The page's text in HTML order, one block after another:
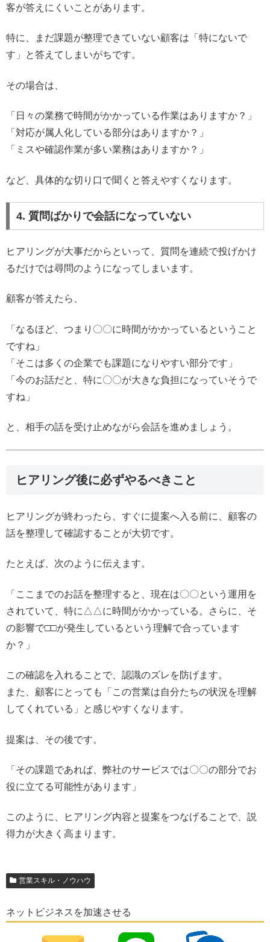
客が答えにくいことがあります。
特に、まだ課題が整理できていない顧客は「特にないで
す」と答えてしまいがちです。
その場合は、
「日々の業務で時間がかかっている作業はありますか？」
「対応が属人化している部分はありますか？」
「ミスや確認作業が多い業務はありますか？」
など、具体的な切り口で聞くと答えやすくなります。
4. 質問ばかりで会話になっていない
ヒアリングが大事だからといって、質問を連続で投げかけ
るだけでは尋問のようになってしまいます。
顧客が答えたら、
「なるほど、つまり〇〇に時間がかかっているということ
ですね」
「そこは多くの企業でも課題になりやすい部分です」
「今のお話だと、特に〇〇が大きな負担になっていそうで
すね」
と、相手の話を受け止めながら会話を進めましょう。
ヒアリング後に必ずやるべきこと
ヒアリングが終わったら、すぐに提案へ入る前に、顧客の
話を整理して確認することが大切です。
たとえば、次のように伝えます。
「ここまでのお話を整理すると、現在は〇〇という運用を
されていて、特に△△に時間がかかっている。さらに、そ
の影響で□□が発生しているという理解で合っています
か？」
この確認を入れることで、認識のズレを防げます。
また、顧客にとっても「この営業は自分たちの状況を理解
してくれている」と感じやすくなります。
提案は、その後です。
「その課題であれば、弊社のサービスでは〇〇の部分でお
役に立てる可能性があります」
このように、ヒアリング内容と提案をつなげることで、説
得力が大きく高まります。
営業スキル・ノウハウ
ネットビジネスを加速させる